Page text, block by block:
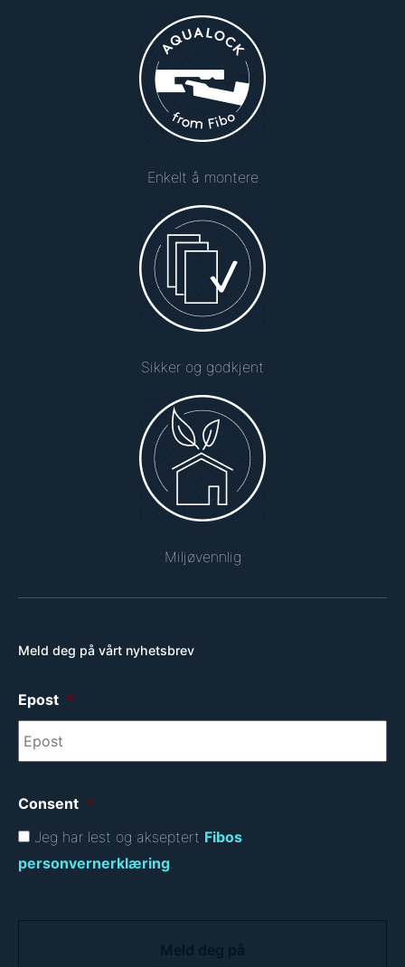
Enkelt å montere
Sikker og godkjent
Miljøvennlig
Meld deg på vårt nyhetsbrev
Epost *
Consent *
Jeg har lest og akseptert Fibos
personvernerklæring.